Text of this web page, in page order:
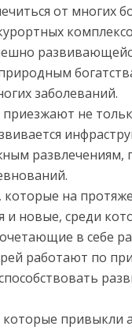
от многих
заболеваний.
не
на
и новые, среди
в себе
работают по
которые привыкли